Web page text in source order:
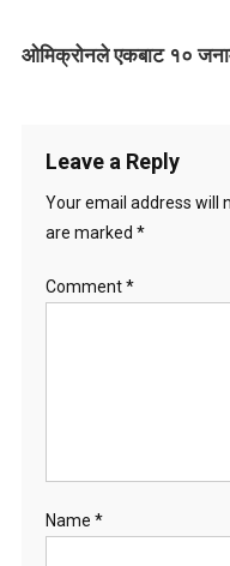
a
ओमिक्रोनले एकबाट १०
Leave a Reply
Your email address will
are marked *
Comment*
Name *